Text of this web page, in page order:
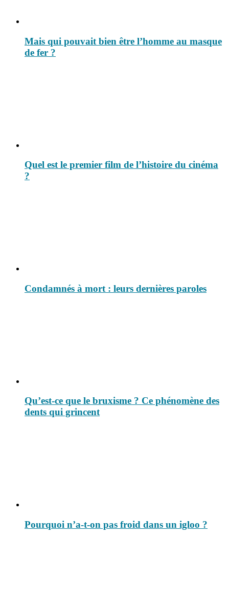
Mais qui pouvait bien être l’homme au masque
de fer ?
Quel est le premier film de l’histoire du cinéma
?
Condamnés à mort : leurs dernières paroles
Qu’est-ce que le bruxisme ? Ce phénomène des
dents qui grincent
Pourquoi n’a-t-on pas froid dans un igloo ?